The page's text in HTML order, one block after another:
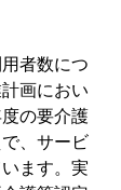
者数につ
画におい
の要介護
、サービ
ます。実